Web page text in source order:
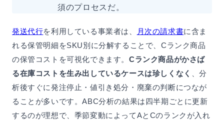
須のプロセスだ。
発送代行を利用している事業者は、 月次の請求書に含ま
れる保管明細をSKU別に分解することで、Cランク商品
の保管コストを可視化できます。 Cランク商品がかさば
る在庫コストを生み出しているケースは珍しくなく
、分
析後すぐに発注停止・値引き処分・廃棄の判断につなが
ることが多いです。ABC分析の結果は四半期ごとに更新
するのが理想で、季節変動によってAとCのランクが入れ